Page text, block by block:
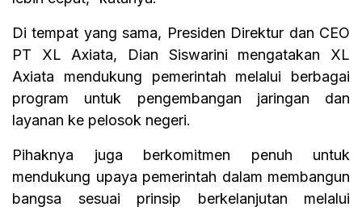
Di tempat yang sama, Presiden Direktur dan CEO
PT XL Axiata, Dian Siswarini mengatakan XL
Axiata mendukung pemerintah melalui berbagai
program untuk pengembangan jaringan dan
layanan ke pelosok negeri.
Pihaknya juga berkomitmen penuh untuk
mendukung upaya pemerintah dalam membangun
bangsa sesuai prinsip berkelanjutan melalui